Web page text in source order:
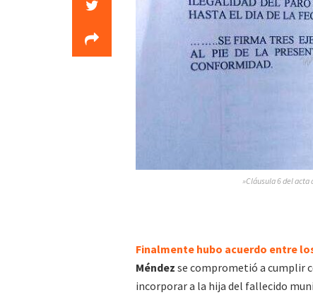
»Cláusula 6 del
Finalmente hubo acuerdo entre
Méndez se comprometió a cumplir
incorporar a la hija del fallecido